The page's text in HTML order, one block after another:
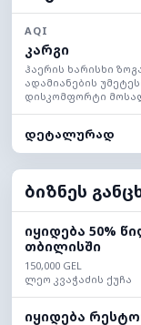
AQI
კარგი
ჰაერის ხარისხი
ადამიანების
დისკომფორტი
დეტალურად
ბიზნეს
იყიდება 50%
თბილისში
150,000 GEL
ლეო კვაჭაძის ქუჩა
იყიდება